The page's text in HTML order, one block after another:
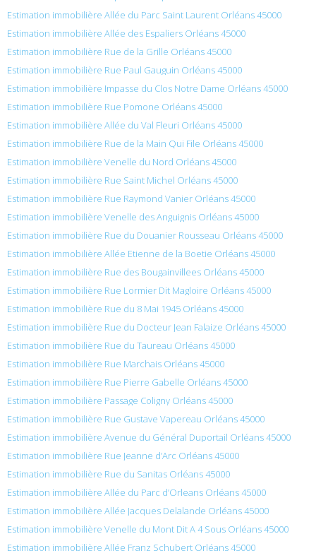
Estimation immobilière Allée du Parc Saint Laurent Orléans 45000
Estimation immobilière Allée des Espaliers Orléans 45000
Estimation immobilière Rue de la Grille Orléans 45000
Estimation immobilière Rue Paul Gauguin Orléans 45000
Estimation immobilière Impasse du Clos Notre Dame Orléans 45000
Estimation immobilière Rue Pomone Orléans 45000
Estimation immobilière Allée du Val Fleuri Orléans 45000
Estimation immobilière Rue de la Main Qui File Orléans 45000
Estimation immobilière Venelle du Nord Orléans 45000
Estimation immobilière Rue Saint Michel Orléans 45000
Estimation immobilière Rue Raymond Vanier Orléans 45000
Estimation immobilière Venelle des Anguignis Orléans 45000
Estimation immobilière Rue du Douanier Rousseau Orléans 45000
Estimation immobilière Allée Etienne de la Boetie Orléans 45000
Estimation immobilière Rue des Bougainvillees Orléans 45000
Estimation immobilière Rue Lormier Dit Magloire Orléans 45000
Estimation immobilière Rue du 8 Mai 1945 Orléans 45000
Estimation immobilière Rue du Docteur Jean Falaize Orléans 45000
Estimation immobilière Rue du Taureau Orléans 45000
Estimation immobilière Rue Marchais Orléans 45000
Estimation immobilière Rue Pierre Gabelle Orléans 45000
Estimation immobilière Passage Coligny Orléans 45000
Estimation immobilière Rue Gustave Vapereau Orléans 45000
Estimation immobilière Avenue du Général Duportail Orléans 45000
Estimation immobilière Rue Jeanne d’Arc Orléans 45000
Estimation immobilière Rue du Sanitas Orléans 45000
Estimation immobilière Allée du Parc d’Orleans Orléans 45000
Estimation immobilière Allée Jacques Delalande Orléans 45000
Estimation immobilière Venelle du Mont Dit A 4 Sous Orléans 45000
Estimation immobilière Allée Franz Schubert Orléans 45000